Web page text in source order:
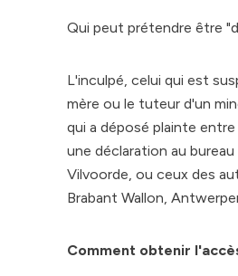
Qui peut prétendre être
L'inculpé, celui qui est
mère ou le tuteur d'un
qui a déposé plainte
une déclaration au
Vilvoorde, ou ceux des
Brabant Wallon,
Comment obtenir